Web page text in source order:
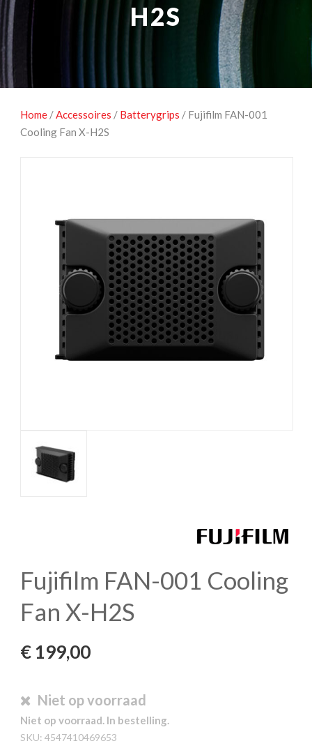
H2S
Home /Accessoires / Batterygrips / Fujifilm FAN-001
Cooling Fan X-H2S
Fujifilm FAN-001 Cooling
Fan X-H2S
€ 199,00
Niet op voorraad
Niet op voorraad. In bestelling.
SKU: 4547410469653